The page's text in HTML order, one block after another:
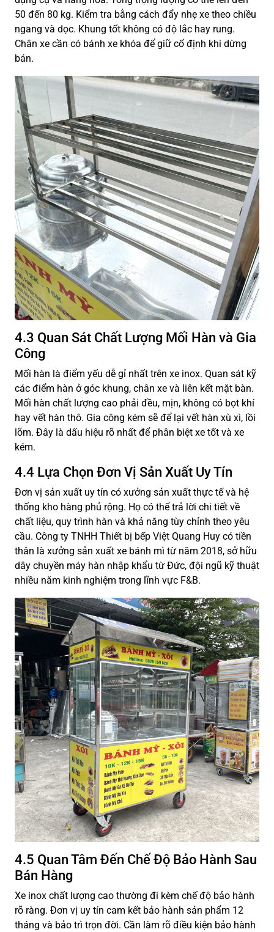
50 đến 80 kg. Kiểm tra bằng cách đẩy nhẹ xe theo chiều
ngang và dọc. Khung tốt không có độ lắc hay rung.
Chân xe cần có bánh xe khóa để giữ cố định khi dừng
bán.
4.3 Quan Sát Chất Lượng Mối Hàn và Gia
Công
Mối hàn là điểm yếu dễ gỉ nhất trên xe inox. Quan sát kỹ
các điểm hàn ở góc khung, chân xe và liên kết mặt bàn.
Mối hàn chất lượng cao phải đều, mịn, không có bọt khí
hay vết hàn thô. Gia công kém sẽ để lại vết hàn xù xì, lồi
lõm. Đây là dấu hiệu rõ nhất để phân biệt xe tốt và xe
kém.
4.4 Lựa Chọn Đơn Vị Sản Xuất Uy Tín
Đơn vị sản xuất uy tín có xưởng sản xuất thực tế và hệ
thống kho hàng phủ rộng. Họ có thể trả lời chi tiết về
chất liệu, quy trình hàn và khả năng tùy chỉnh theo yêu
cầu. Công ty TNHH Thiết bị bếp Việt Quang Huy có tiền
thân là xưởng sản xuất xe bánh mì từ năm 2018, sở hữu
dây chuyền máy hàn nhập khẩu từ Đức, đội ngũ kỹ thuật
nhiều năm kinh nghiệm trong lĩnh vực F&B.
4.5 Quan Tâm Đến Chế Độ Bảo Hành Sau
Bán Hàng
Xe inox chất lượng cao thường đi kèm chế độ bảo hành
rõ ràng. Đơn vị uy tín cam kết bảo hành sản phẩm 12
tháng và bảo trì trọn đời. Cần làm rõ điều kiện bảo hành